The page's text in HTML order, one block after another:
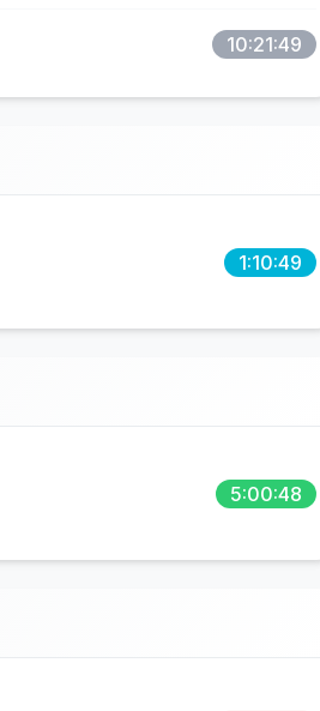
10:21:49
1:10:49
5:00:48